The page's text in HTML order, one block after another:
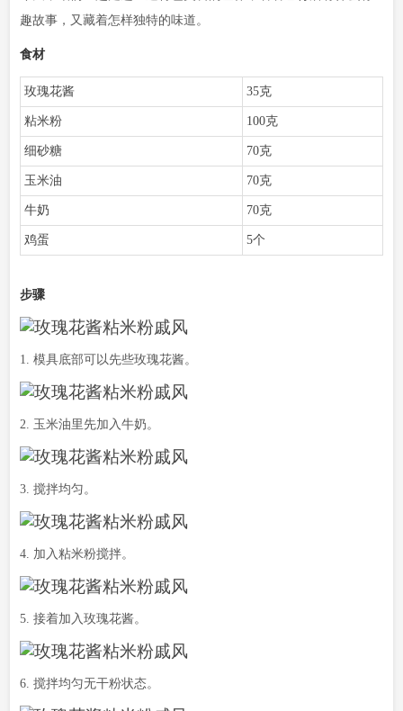
趣故事，又藏着怎样独特的味道。
食材
玫瑰花酱 35克
粘米粉 100克
细砂糖 70克
玉米油 70克
牛奶 70克
鸡蛋 5个
步骤
1. 模具底部可以先些玫瑰花酱。
2. 玉米油里先加入牛奶。
3. 搅拌均匀。
4. 加入粘米粉搅拌。
5. 接着加入玫瑰花酱。
6. 搅拌均匀无干粉状态。